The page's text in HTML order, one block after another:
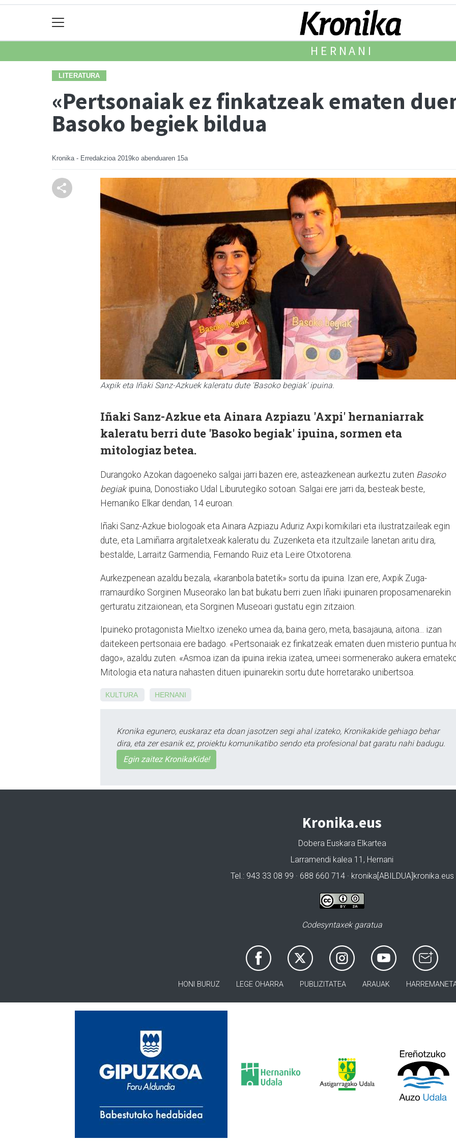
HERNANI
LITERATURA
«Pertsonaiak ez finkatzeak ematen
Basoko begiek bildua
Kronika - Erredakzioa 2019ko abenduaren 15a
Axpik eta Iñaki Sanz-Azkuek kaleratu dute 'Basoko begiak' ipuina.
Iñaki Sanz-Azkue eta Ainara Azpiazu 'Axpi' hernaniarrak
kaleratu berri dute 'Basoko begiak' ipuina, sormen eta
mitologiaz betea.
Durangoko Azokan dagoeneko salgai jarri bazen ere, asteazkenean aurkeztu zuten Basoko
begiakipuina, Donostiako Udal Liburutegiko sotoan. Salgai ere jarri da, besteak beste,
Hernaniko Elkar dendan, 14 euroan.
Iñaki Sanz-Azkue biologoak eta Ainara Azpiazu Aduriz Axpi ko­­­mikilari eta ilustratzaileak egin
dute, eta Lamiñarra argi­­ta­l­e­­txeak kaleratu du. Zu­zen­ke­­­ta eta itzultzaile lanetan ari­­­tu dira,
bestalde, Larraitz Gar­­men­dia, Fer­nan­do Ruiz eta Lei­re Otxotorena.
Aurkezpenean azaldu beza­la, «karanbola batetik» sortu da ipuina. Izan ere, Axpik Zu­ga­
rramaurdiko Sorginen Mu­­­­se­­­­o­rako lan bat bukatu be­rri zuen Iñaki ipuinaren pro­po­samenarekin
ger­­turatu zi­tzaionean, eta Sor­gi­nen Mu­se­oa­ri gustatu egin zitzaion.
Ipuineko protagonista Miel­txo izeneko umea da, baina gero, meta, basajauna, aitona... izan
daitekeen pertsonaia ere badago. «Pertsonaiak ez finkatzeak ematen duen mis­terio puntua
dago», azal­du zuten. «Asmoa izan da ipui­na irekia izatea, umeei sor­me­nerako aukera
Mi­to­logia eta natura nahasten di­tuen ipuinarekin sortu dute horretarako unibertsoa.
KULTURA HERNANI
Kronika egunero, euskaraz eta doan jasotzen segi ahal izateko, Kronikakide gehiago behar
dira, eta zer esanik ez, proiektu komunikatibo sendo eta profesional bat garatu nahi badugu.
Egin zaitez KronikaKide!
Kronika.eus
Dobera Euskara Elkartea
Larramendi kalea 11, Hernani
Tel.: 943 33 08 99 · 688 660 714 · kronika[ABILDUA]kronika.eus
Codesyntaxek garatua
HONI BURUZ LEGE OHARRA PUBLIZITATEA ARAUAK